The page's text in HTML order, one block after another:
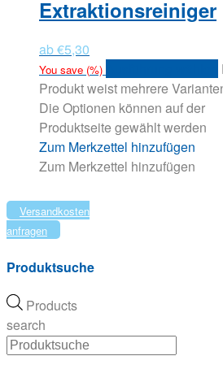
Extraktionsreiniger
ab€5,30
You save (%)
Produkt weist mehrere
Die Optionen können auf der
Produktseite gewählt werden
Zum Merkzettel hinzufügen
Zum Merkzettel hinzufügen
Versandkosten
anfragen
Produktsuche
Products
search